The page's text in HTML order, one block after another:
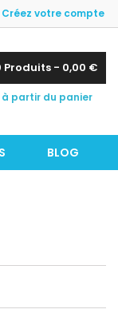
Créez votre compte
Produits - 0,00 €
à partir du panier
BLOG